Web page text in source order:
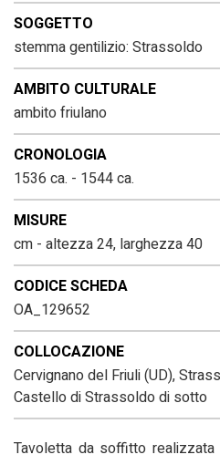
SOGGETTO
stemma gentilizio: Strassoldo
AMBITO CULTURALE
ambito friulano
CRONOLOGIA
1536 ca. - 1544 ca.
MISURE
cm - altezza 24, larghezza 40
CODICE SCHEDA
OA_129652
COLLOCAZIONE
Cervignano del Friuli (UD),
Castello di Strassoldo di sotto
Tavoletta da soffitto